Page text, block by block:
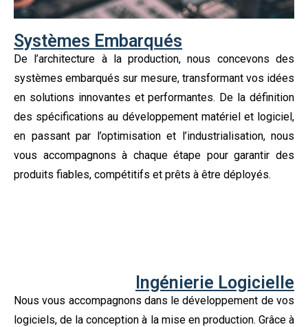
Systèmes Embarqués
De l’architecture à la production, nous concevons des
systèmes embarqués sur mesure, transformant vos idées
en solutions innovantes et performantes. De la définition
des spécifications au développement matériel et logiciel,
en passant par l’optimisation et l’industrialisation, nous
vous accompagnons à chaque étape pour garantir des
produits fiables, compétitifs et prêts à être déployés.
Ingénierie Logicielle
Nous vous accompagnons dans le développement de vos
logiciels, de la conception à la mise en production. Grâce à